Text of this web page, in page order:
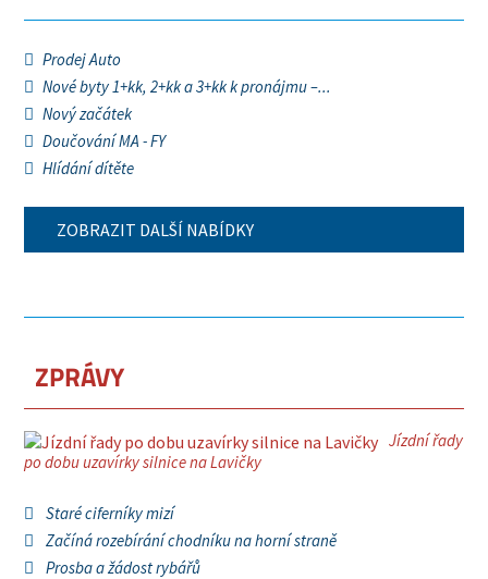
Prodej Auto
Nové byty 1+kk, 2+kk a 3+kk k pronájmu –...
Nový začátek
Doučování MA - FY
Hlídání dítěte
ZOBRAZIT DALŠÍ NABÍDKY
ZPRÁVY
Jízdní řady
po dobu uzavírky silnice na Lavičky
Staré ciferníky mizí
Začíná rozebírání chodníku na horní straně
Prosba a žádost rybářů